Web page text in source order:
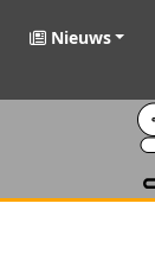
Nieuws